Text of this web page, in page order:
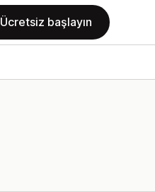
Ücretsiz başlayın